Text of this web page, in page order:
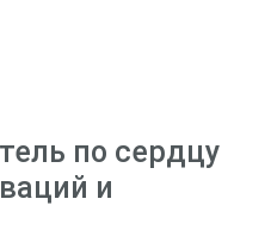
по сердцу
и